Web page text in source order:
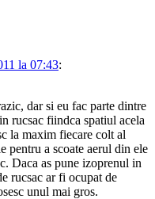
la 07:43:
dar si eu fac parte dintre
rucsac fiindca spatiul acela
la maxim fiecare colt al
pentru a scoate aerul din ele
Daca as pune izoprenul in
rucsac ar fi ocupat de
unul mai gros.